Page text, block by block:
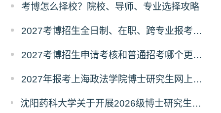
考博怎么择校？院校、导师、专业选择攻略
2027考博招生全日制、在职、跨专业报考要求
2027考博招生申请考核和普通招考哪个更好考？
2027年报考上海政法学院博士研究生网上报名公告
沈阳药科大学关于开展2026级博士研究生录取后信息采集及档案调取等相关工作的通知